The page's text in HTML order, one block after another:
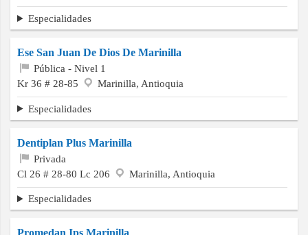
Especialidades
Ese San Juan De Dios De Marinilla
Pública - Nivel 1
Kr 36 # 28-85
Marinilla, Antioquia
Especialidades
Dentiplan Plus Marinilla
Privada
Cl 26 # 28-80 Lc 206
Marinilla, Antioquia
Especialidades